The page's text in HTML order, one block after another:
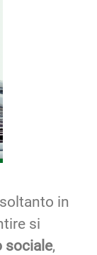
in
si
sociale,